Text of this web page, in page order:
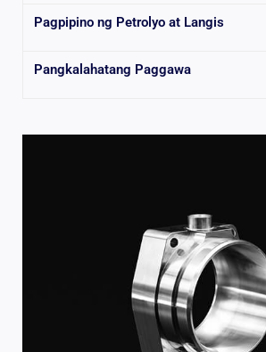
Pagpipino ng Petrolyo at Langis
Pangkalahatang Paggawa